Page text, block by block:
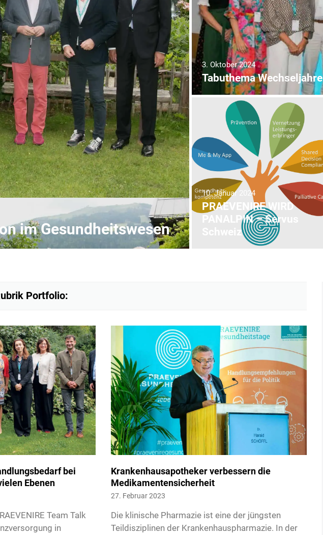
im Gesundheitswesen
3. Oktober 2024
Tabuthema Wechseljahre
10. Januar 2024
PRAEVENIRE WIRD
PANALPIN – Servus
Schweiz
Portfolio:
bei
Ebenen
Team Talk
in
Krankenhausapotheker verbessern die
Medikamentensicherheit
27. Februar 2023
Die klinische Pharmazie ist eine der jüngsten
Teildisziplinen der Krankenhauspharmazie. In der
SeiteSeite